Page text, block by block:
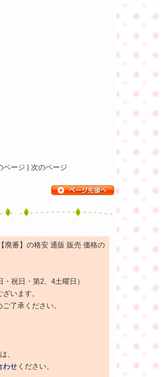
ージ | 次のページ
廃番】の格安 通販 販売 価格の
祝日・第2、4土曜日）
います。
了承ください。
、
わせ ください。